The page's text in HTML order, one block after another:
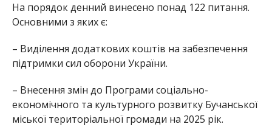
На порядок денний винесено понад 122 питання.
Основними з яких є:
– Виділення додаткових коштів на забезпечення
підтримки сил оборони України.
– Внесення змін до Програми соціально-
економічного та культурного розвитку Бучанської
міської територіальної громади на 2025 рік.